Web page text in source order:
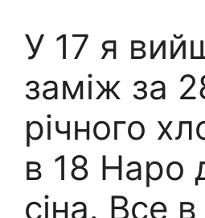
У 17 я
заміж за
річного
в 18 Наро
сіна. Все